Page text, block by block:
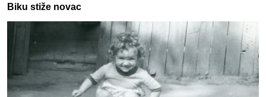
Biku stiže novac